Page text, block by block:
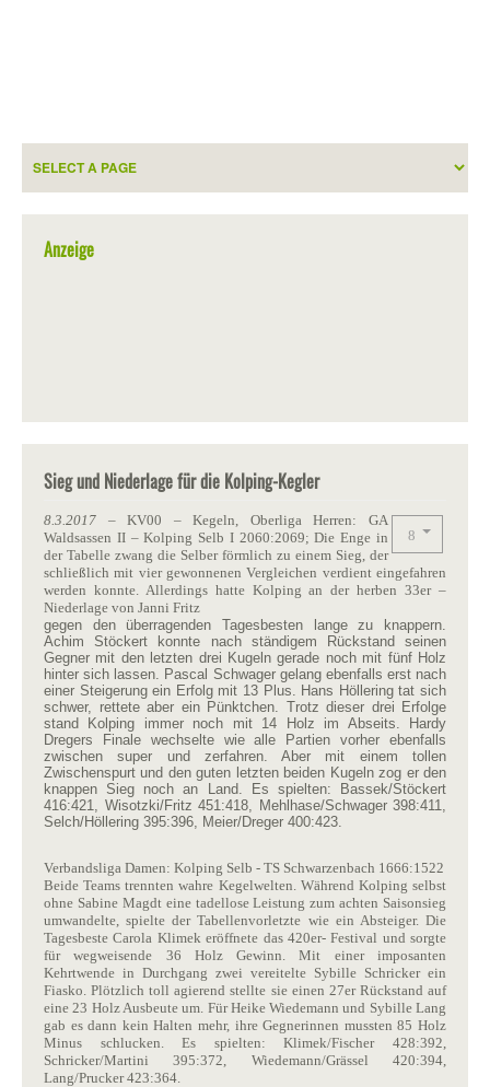
Anzeige
Sieg und Niederlage für die Kolping-Kegler
8.3.2017 – KV00 – Kegeln, Oberliga Herren: GA
Waldsassen II – Kolping Selb I 2060:2069; Die Enge in
der Tabelle zwang die Selber förmlich zu einem Sieg, der
schließlich mit vier gewonnenen Vergleichen verdient eingefahren
werden konnte. Allerdings hatte Kolping an der herben 33er –
Niederlage von Janni Fritz
gegen den überragenden Tagesbesten lange zu knappern.
Achim Stöckert konnte nach ständigem Rückstand seinen
Gegner mit den letzten drei Kugeln gerade noch mit fünf Holz
hinter sich lassen. Pascal Schwager gelang ebenfalls erst nach
einer Steigerung ein Erfolg mit 13 Plus. Hans Höllering tat sich
schwer, rettete aber ein Pünktchen. Trotz dieser drei Erfolge
stand Kolping immer noch mit 14 Holz im Abseits. Hardy
Dregers Finale wechselte wie alle Partien vorher ebenfalls
zwischen super und zerfahren. Aber mit einem tollen
Zwischenspurt und den guten letzten beiden Kugeln zog er den
knappen Sieg noch an Land. Es spielten: Bassek/Stöckert
416:421, Wisotzki/Fritz 451:418, Mehlhase/Schwager 398:411,
Selch/Höllering 395:396, Meier/Dreger 400:423.
Verbandsliga Damen: Kolping Selb - TS Schwarzenbach 1666:1522
Beide Teams trennten wahre Kegelwelten. Während Kolping selbst
ohne Sabine Magdt eine tadellose Leistung zum achten Saisonsieg
umwandelte, spielte der Tabellenvorletzte wie ein Absteiger. Die
Tagesbeste Carola Klimek eröffnete das 420er- Festival und sorgte
für wegweisende 36 Holz Gewinn. Mit einer imposanten
Kehrtwende in Durchgang zwei vereitelte Sybille Schricker ein
Fiasko. Plötzlich toll agierend stellte sie einen 27er Rückstand auf
eine 23 Holz Ausbeute um. Für Heike Wiedemann und Sybille Lang
gab es dann kein Halten mehr, ihre Gegnerinnen mussten 85 Holz
Minus schlucken. Es spielten: Klimek/Fischer 428:392,
Schricker/Martini 395:372, Wiedemann/Grässel 420:394,
Lang/Prucker 423:364.